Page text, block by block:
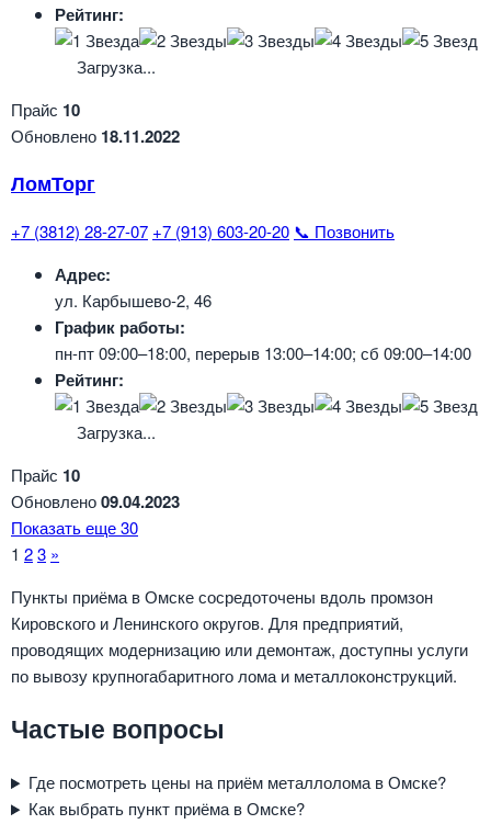
Рейтинг:
Загрузка...
Прайс 10
Обновлено 18.11.2022
ЛомТорг
+7 (3812) 28-27-07 +7 (913) 603-20-20 📞 Позвонить
Адрес:
ул. Карбышево-2, 46
График работы:
пн-пт 09:00–18:00, перерыв 13:00–14:00; сб 09:00–14:00
Рейтинг:
Загрузка...
Прайс 10
Обновлено09.04.2023
Показать еще 30
Навигация
по
страницам
1 23 »
Пункты приёма в Омске сосредоточены вдоль промзон
Кировского и Ленинского округов. Для предприятий,
проводящих модернизацию или демонтаж, доступны услуги
по вывозу крупногабаритного лома и металлоконструкций.
Частые вопросы
Где посмотреть цены на приём металлолома в Омске?
Как выбрать пункт приёма в Омске?